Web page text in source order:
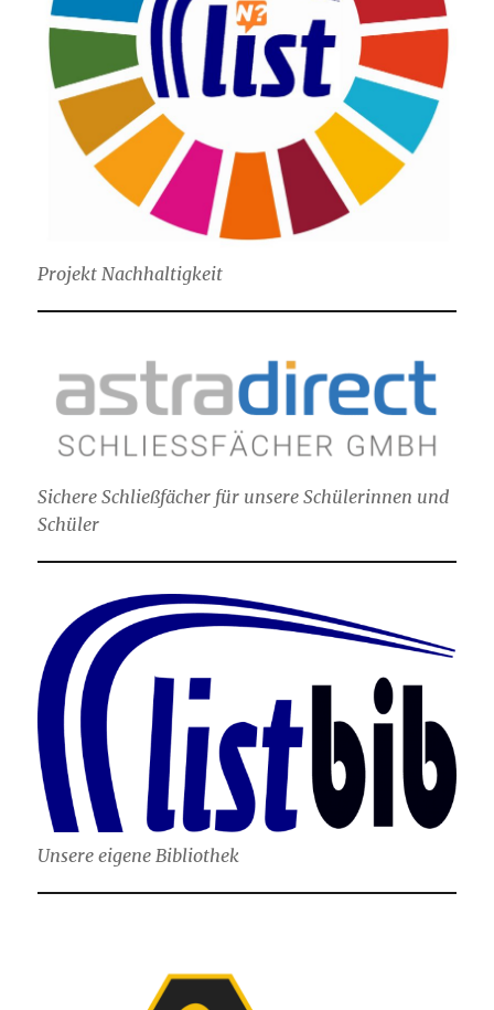
Projekt Nachhaltigkeit
Sichere Schließfächer für unsere Schülerinnen und
Schüler
Unsere eigene Bibliothek